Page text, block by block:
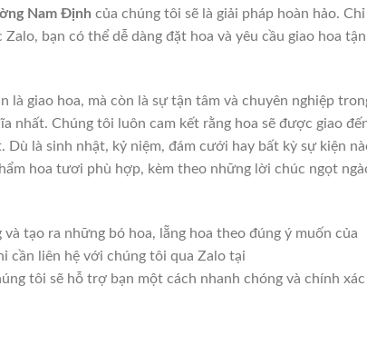
Nam Định của chúng tôi sẽ là giải pháp hoàn hảo. Chỉ
bạn có thể dễ dàng đặt hoa và yêu cầu giao hoa tận
là giao hoa, mà còn là sự tận tâm và chuyên nghiệp
nhất. Chúng tôi luôn cam kết rằng hoa sẽ được giao
là sinh nhật, kỷ niệm, đám cưới hay bất kỳ sự kiện
hoa tươi phù hợp, kèm theo những lời chúc ngọt
tạo ra những bó hoa, lẵng hoa theo đúng ý muốn của
cần liên hệ với chúng tôi qua Zalo tại
tôi sẽ hỗ trợ bạn một cách nhanh chóng và chính xác